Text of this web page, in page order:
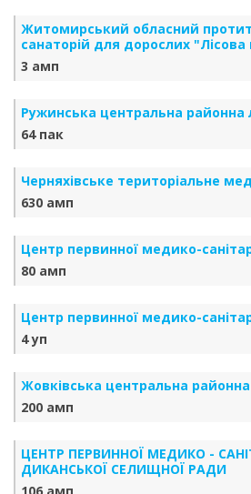
Житомирський обласний
санаторій для дорослих "Лісова
3 амп
Ружинська центральна районна
64 пак
Черняхівське територіальне
630 амп
Центр первинної медико-
80 амп
Центр первинної медико-
4 уп
Жовківська центральна районна
200 амп
ЦЕНТР ПЕРВИННОЇ МЕДИКО -
ДИКАНСЬКОЇ СЕЛИЩНОЇ РАДИ